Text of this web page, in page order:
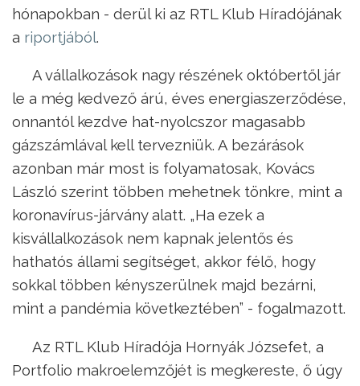
hónapokban - derül ki az RTL Klub Híradójának
a riportjából.
A vállalkozások nagy részének októbertől jár
le a még kedvező árú, éves energiaszerződése,
onnantól kezdve hat-nyolcszor magasabb
gázszámlával kell tervezniük. A bezárások
azonban már most is folyamatosak, Kovács
László szerint többen mehetnek tönkre, mint a
koronavírus-járvány alatt. „Ha ezek a
kisvállalkozások nem kapnak jelentős és
hathatós állami segítséget, akkor félő, hogy
sokkal többen kényszerülnek majd bezárni,
mint a pandémia következtében” - fogalmazott.
Az RTL Klub Híradója Hornyák Józsefet, a
Portfolio makroelemzőjét is megkereste, ő úgy